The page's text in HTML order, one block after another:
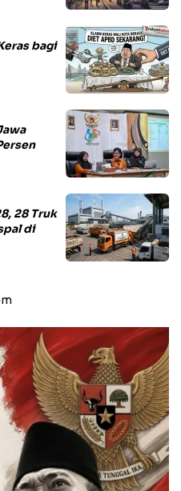
bagi
28 Truk
di